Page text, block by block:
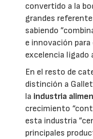
convertido a la
grandes
sabiendo
e innovación
excelencia ligado
En el resto de
distinción a
la industria
crecimiento
esta industria
principales